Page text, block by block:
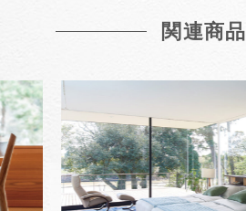
関連商品